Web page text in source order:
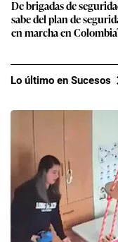
De brigadas de
sabe del plan de
en marcha en
Lo último en Sucesos